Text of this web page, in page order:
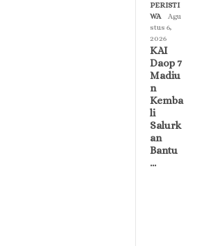
PERISTI
WA
Agu
stus 6,
2026
KAI
Daop 7
Madiu
n
Kemba
li
Salurk
an
Bantu
…